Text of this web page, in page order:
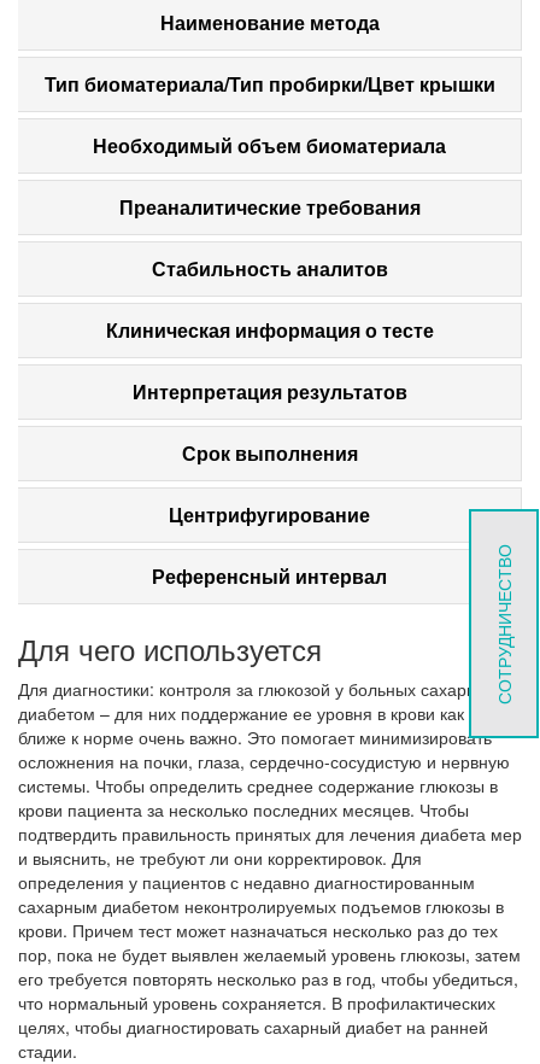
Наименование метода
Тип биоматериала/Тип пробирки/Цвет крышки
Необходимый объем биоматериала
Преаналитические требования
Стабильность аналитов
Клиническая информация о тесте
Интерпретация результатов
Срок выполнения
Центрифугирование
Референсный интервал
Для чего используется
Для диагностики: контроля за глюкозой у больных сахарным
диабетом – для них поддержание ее уровня в крови как можно
ближе к норме очень важно. Это помогает минимизировать
осложнения на почки, глаза, сердечно-сосудистую и нервную
системы. Чтобы определить среднее содержание глюкозы в
крови пациента за несколько последних месяцев. Чтобы
подтвердить правильность принятых для лечения диабета мер
и выяснить, не требуют ли они корректировок. Для
определения у пациентов с недавно диагностированным
сахарным диабетом неконтролируемых подъемов глюкозы в
крови. Причем тест может назначаться несколько раз до тех
пор, пока не будет выявлен желаемый уровень глюкозы, затем
его требуется повторять несколько раз в год, чтобы убедиться,
что нормальный уровень сохраняется. В профилактических
целях, чтобы диагностировать сахарный диабет на ранней
стадии.
СОТРУДНИЧЕСТВО